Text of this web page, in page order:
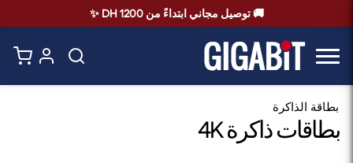
🚚 توصيل مجاني ابتداءً من 1200 DH ✨
بطاقة الذاكرة
بطاقات ذاكرة 4K